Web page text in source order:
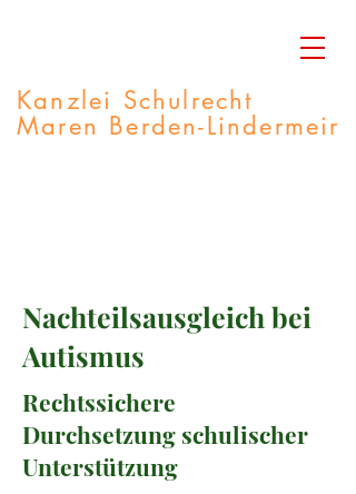
Kanzlei Schulrecht
Maren Berden-Lindermeir
Nachteilsausgleich bei
Autismus
Rechtssichere
Durchsetzung schulischer
Unterstützung